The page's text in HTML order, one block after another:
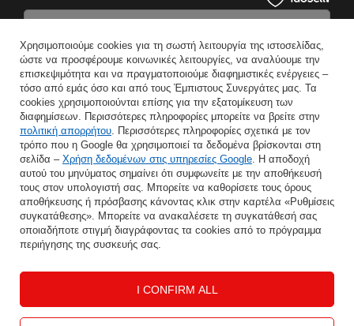
Εισάγετε τη διεύθυνση e-mail σας
Συμφωνώ με την επεξεργασία των προσωπικών μου δεδομένων για τους σκοπούς και το πεδίο εφαρμογής της υπηρεσίας Newsletter στο
ΑΠΟΘΉΚΕΥΣΗ
ΒΟΉΘΕΙΑ
ΠΛΗΡΟΦΟΡΊΕΣ
Χρησιμοποιούμε cookies για τη σωστή λειτουργία της ιστοσελίδας,
ώστε να προσφέρουμε κοινωνικές λειτουργίες, να αναλύουμε την
επισκεψιμότητα και να πραγματοποιούμε διαφημιστικές ενέργειες –
τόσο από εμάς όσο και από τους Έμπιστους Συνεργάτες μας. Τα
cookies χρησιμοποιούνται επίσης για την εξατομίκευση των
διαφημίσεων. Περισσότερες πληροφορίες μπορείτε να βρείτε στην
πολιτική απορρήτου. Περισσότερες πληροφορίες σχετικά με τον
τρόπο που η Google θα χρησιμοποιεί τα δεδομένα βρίσκονται στη
σελίδα – Χρήση δεδομένων στις υπηρεσίες Google. Η αποδοχή
αυτού του μηνύματος σημαίνει ότι συμφωνείτε με την αποθήκευσή
τους στον υπολογιστή σας. Μπορείτε να καθορίσετε τους όρους
αποθήκευσης ή πρόσβασης κάνοντας κλικ στην καρτέλα «Ρυθμίσεις
συγκατάθεσης». Μπορείτε να ανακαλέσετε τη συγκατάθεσή σας
οποιαδήποτε στιγμή διαγράφοντας τα cookies από το πρόγραμμα
περιήγησης της συσκευής σας.
I CONFIRM ALL